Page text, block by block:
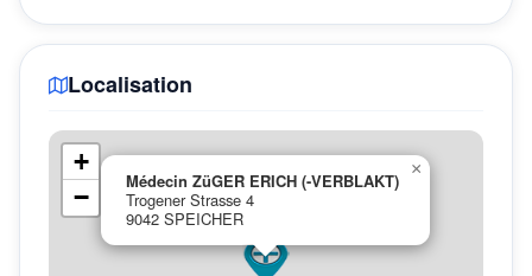
Localisation
Médecin ZüGER ERICH (-VERBLAKT)
Trogener Strasse 4
9042 SPEICHER
×
+
−